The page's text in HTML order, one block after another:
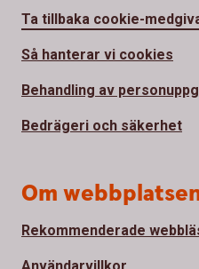
Ta tillbaka cookie-
Så hanterar vi cookies
Behandling av
Bedrägeri och säkerhet
Om
Rekommenderade